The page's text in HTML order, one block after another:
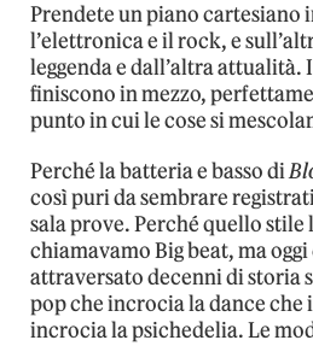
Prendete un piano cartesiano
l’elettronica e il rock, e
leggenda e dall’altra attualità.
finiscono in mezzo,
punto in cui le cose si
Perché la batteria e basso di
così puri da sembrare
sala prove. Perché quello stile
chiamavamo Big beat, ma
attraversato decenni di storia
pop che incrocia la dance
incrocia la psichedelia. Le